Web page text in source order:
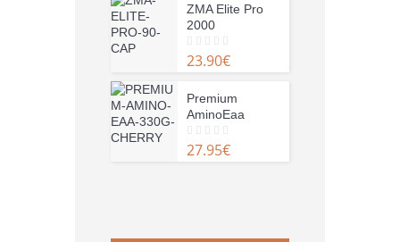
o
f
5
ZMA Elite Pro
2000
0
o
o
f
5
23.90€
Premium
AminoEaa
0
o
27.95€